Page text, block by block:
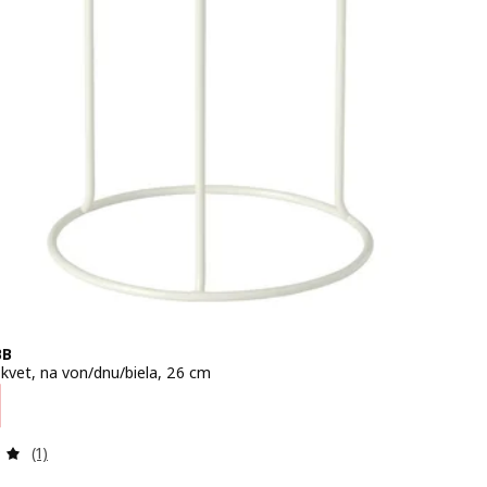
na von/dnu/biela, 26 cm
2,99
Prehľad: 5 z 5 hviezdy. Celkové hodnotenie:
(1)